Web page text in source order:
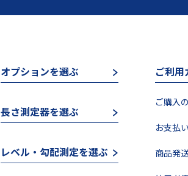
オプションを選ぶ
長さ測定器を選ぶ
レベル・勾配測定を選ぶ
ご利用
ご購入
お支払
商品発